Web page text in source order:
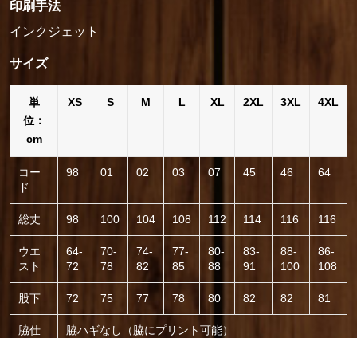
印刷手法
インクジェット
サイズ
単
位：
cm
XS S M L XL 2XL 3XL 4XL
コー
ド
98 01 02 03 07 45 46 64
総丈 98 100 104 108 112 114 116 116
ウエ
スト
64-
72
70-
78
74-
82
77-
85
80-
88
83-
91
88-
100
86-
108
股下 72 75 77 78 80 82 82 81
脇仕
脇ハギなし（脇にプリント可能）